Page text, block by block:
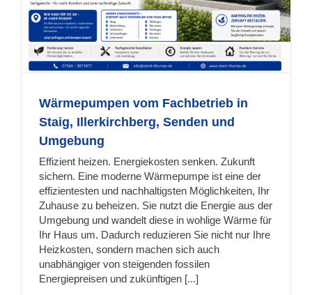
Wärmepumpen vom Fachbetrieb in
Staig, Illerkirchberg, Senden und
Umgebung
Effizient heizen. Energiekosten senken. Zukunft
sichern. Eine moderne Wärmepumpe ist eine der
effizientesten und nachhaltigsten Möglichkeiten, Ihr
Zuhause zu beheizen. Sie nutzt die Energie aus der
Umgebung und wandelt diese in wohlige Wärme für
Ihr Haus um. Dadurch reduzieren Sie nicht nur Ihre
Heizkosten, sondern machen sich auch
unabhängiger von steigenden fossilen
Energiepreisen und zukünftigen [...]